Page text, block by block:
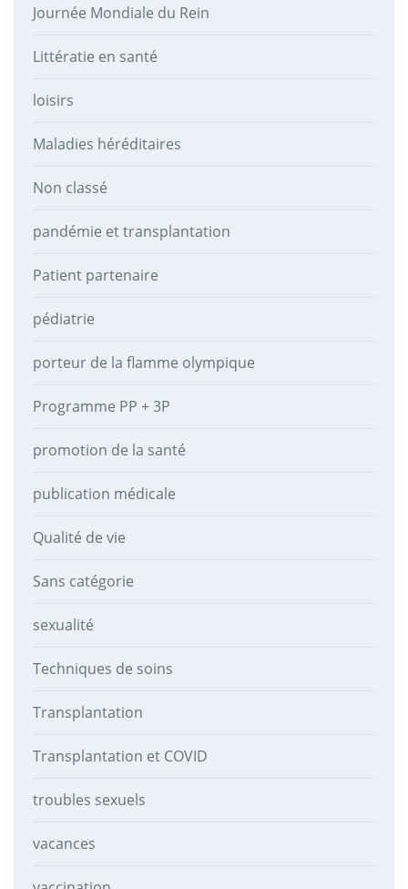
Journée Mondiale du Rein
Littératie en santé
loisirs
Maladies héréditaires
Non classé
pandémie et transplantation
Patient partenaire
pédiatrie
porteur de la flamme olympique
Programme PP + 3P
promotion de la santé
publication médicale
Qualité de vie
Sans catégorie
sexualité
Techniques de soins
Transplantation
Transplantation et COVID
troubles sexuels
vacances